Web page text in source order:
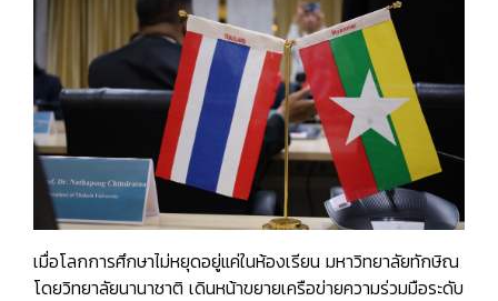
เมื่อโลกการศึกษาไม่หยุดอยู่แค่ในห้องเรียน มหาวิทยาลัยทักษิณ
โดยวิทยาลัยนานาชาติ เดินหน้าขยายเครือข่ายความร่วมมือระดับ